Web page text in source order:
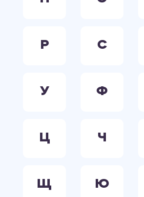
Р С
У Ф
Ц Ч
Щ Ю